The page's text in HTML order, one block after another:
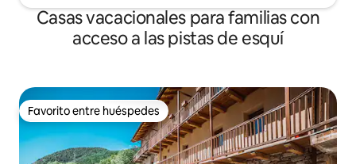
Casas vacacionales para familias con
acceso a las pistas de esquí
Favorito entre huéspedes
Favorito entre huéspedes